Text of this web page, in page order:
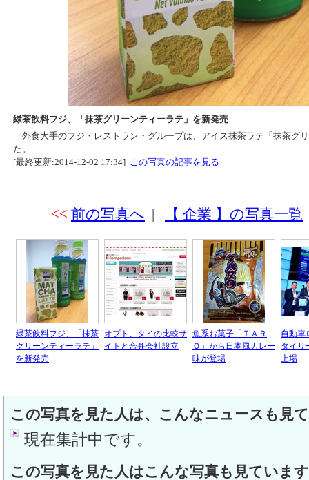
緑茶飲料フジ、「抹茶グリーンティーラテ」を新発売
外食大手のフジ・レストラン・グループは、アイス抹茶ラテ「抹茶グ
た。
[最終更新:2014-12-02 17:34] この写真の記事を見る
<< 前の写真へ | 【 企業 】の写真一覧
緑茶飲料フジ、「抹茶
グリーンティーラテ」
を新発売
オプト、タイの比較サ
イトと合弁会社設立
魚系お菓子「ＴＡＲ
Ｏ」から日本風カレー
味が登場
自動車
タイリ
上場
この写真を見た人は、こんなニュースも見
現在集計中です。
この写真を見た人はこんな写真も見ていま